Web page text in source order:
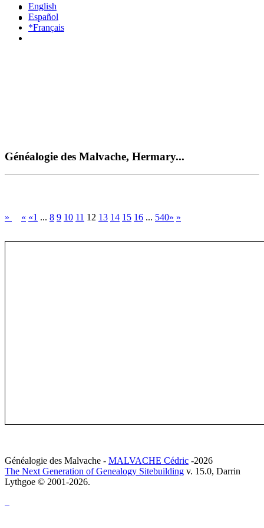
English
Español
*Français
Généalogie des Malvache, Hermary...
» « «1 ... 8 9 10 11 12 13 14 15 16 ... 540» »
Généalogie des Malvache - MALVACHE Cédric -2026
The Next Generation of Genealogy Sitebuilding v. 15.0, Darrin
Lythgoe © 2001-2026.